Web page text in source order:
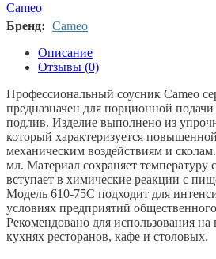
Cameo
Бренд: Cameo
Описание
Отзывы (0)
Профессиональный соусник Cameo
предназначен для порционной подачи
подлив. Изделие выполнено из
который характеризуется
механическим воздействиям и
мл. Материал сохраняет температуру
вступает в химические реакции с
Модель 610-75C подходит для
условиях предприятий
Рекомендовано для использования
кухнях ресторанов, кафе и столовых.